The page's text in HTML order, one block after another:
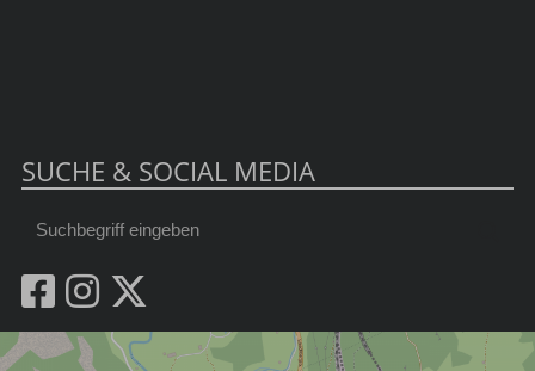
SUCHE & SOCIAL MEDIA
Suchbegriff